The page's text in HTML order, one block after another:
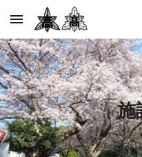
Skip to main content
施